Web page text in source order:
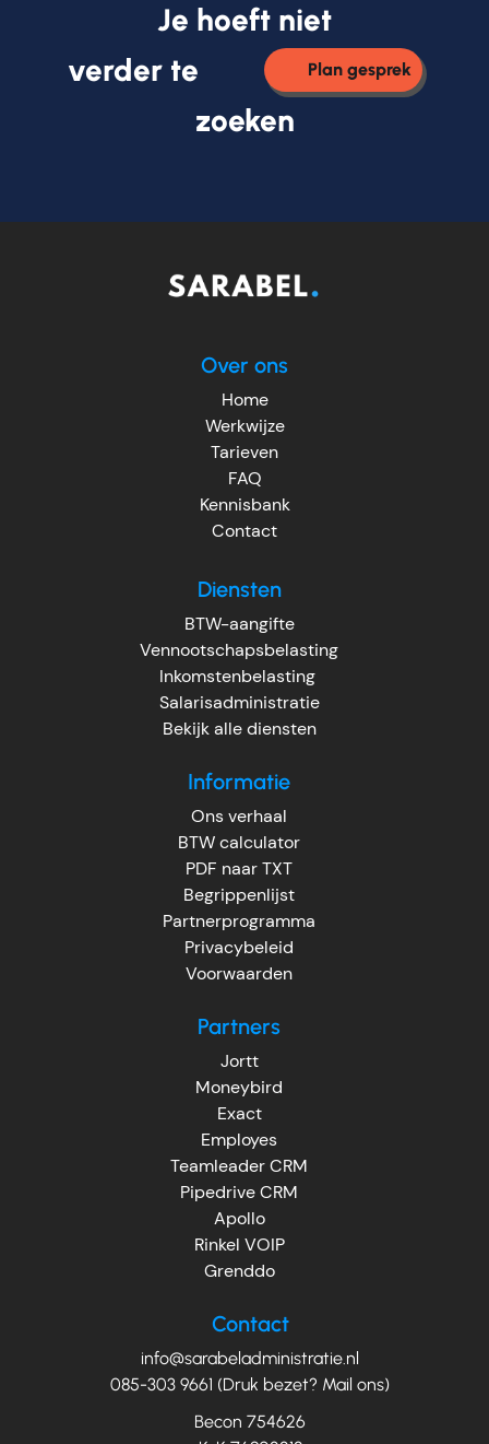
Je hoeft niet
verder te
Plan gesprek
zoeken
Over ons
Home
Werkwijze
Tarieven
FAQ
Kennisbank
Contact
Diensten
BTW-aangifte
Vennootschapsbelasting
Inkomstenbelasting
Salarisadministratie
Bekijk alle diensten
Informatie
Ons verhaal
BTW calculator
PDF naar TXT
Begrippenlijst
Partnerprogramma
Privacybeleid
Voorwaarden
Partners
Jortt
Moneybird
Exact
Employes
Teamleader CRM
Pipedrive CRM
Apollo
Rinkel VOIP
Grenddo
Contact
info@sarabeladministratie.nl
085-303 9661 (Druk bezet? Mail ons)
Becon 754626